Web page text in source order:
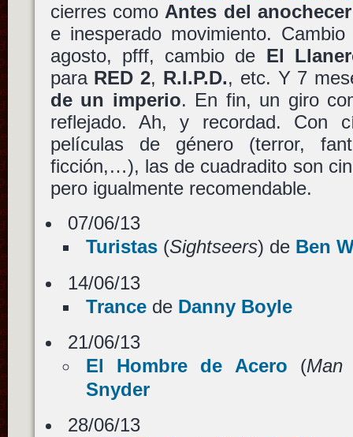
cierres como Antes del anochecer
e inesperado movimiento.
agosto, pfff, cambio de El
para RED 2, R.I.P.D., etc. Y 7
de un imperio. En fin, un giro
reflejado. Ah, y recordad. Con
películas de género (terror,
ficción,…), las de cuadradito son
pero igualmente recomendable.
07/06/13
Turistas(Sightseers) de Ben
14/06/13
Trancede Danny Boyle
21/06/13
El Hombre de Acero (Man
Snyder
28/06/13